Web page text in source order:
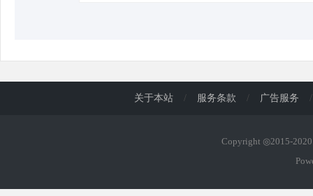
关于本站 / 服务条款 / 广告服务 /
Copyright ◎2015-